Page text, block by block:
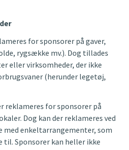
for sponsorer på gaver,
rygsække mv.). Dog tillades
eller virksomheder, der ikke
(herunder legetøj,
reklameres for sponsorer på
Dog kan der reklameres ved
med enkeltarrangementer, som
til. Sponsorer kan heller ikke